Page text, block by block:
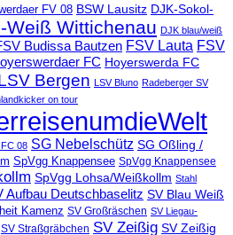
FV 08 BSW Lausitz DJK-Sokol-
Weiß Wittichenau DJK blau/weiß
Budissa Bautzen FSV Lauta FSV
FC Hoyerswerda FC
Bergen LSV Bluno Radeberger SV
on tour
08 SG Nebelschütz SG Oßling /
SpVgg Knappensee SpVgg Knappensee
SpVgg Lohsa/Weißkollm Stahl
Aufbau Deutschbaselitz SV Blau Weiß
Kamenz SV Großräschen SV Liegau-
SV Straßgräbchen SV Zeißig SV Zeißig